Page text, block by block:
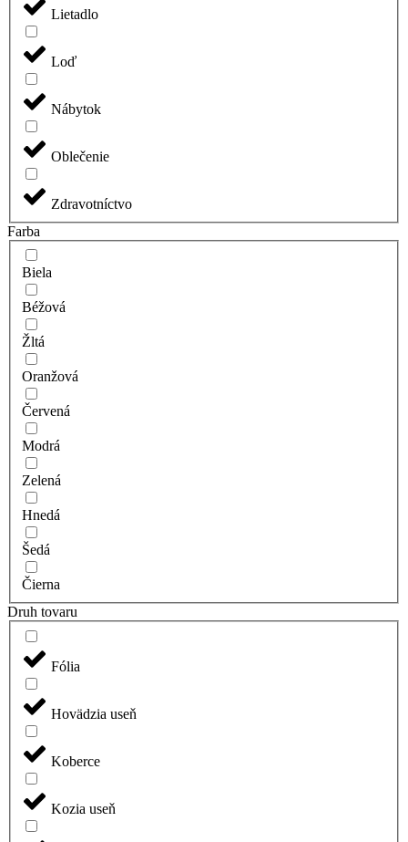
Lietadlo
Loď
Nábytok
Oblečenie
Zdravotníctvo
Farba
Biela
Béžová
Žltá
Oranžová
Červená
Modrá
Zelená
Hnedá
Šedá
Čierna
Druh tovaru
Fólia
Hovädzia useň
Koberce
Kozia useň